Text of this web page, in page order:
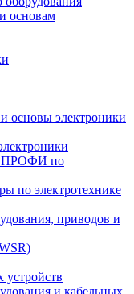
основам
основы электроники
ПРОФИ по
по электротехнике
приводов и
и кабельных